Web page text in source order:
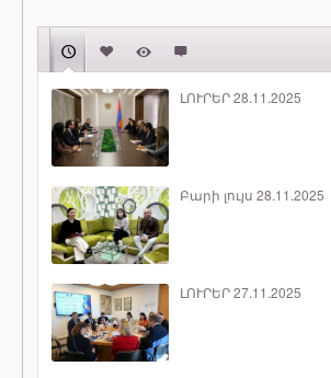
ԼՈՒՐԵՐ 28.11.2025
Բարի լույս 28.11.2025
ԼՈՒՐԵՐ 27.11.2025